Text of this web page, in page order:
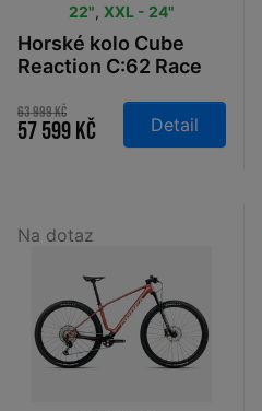
22", XXL - 24"
Horské kolo Cube
Reaction C:62 Race
2026
63 999 Kč
57 599 Kč Detail
Na dotaz